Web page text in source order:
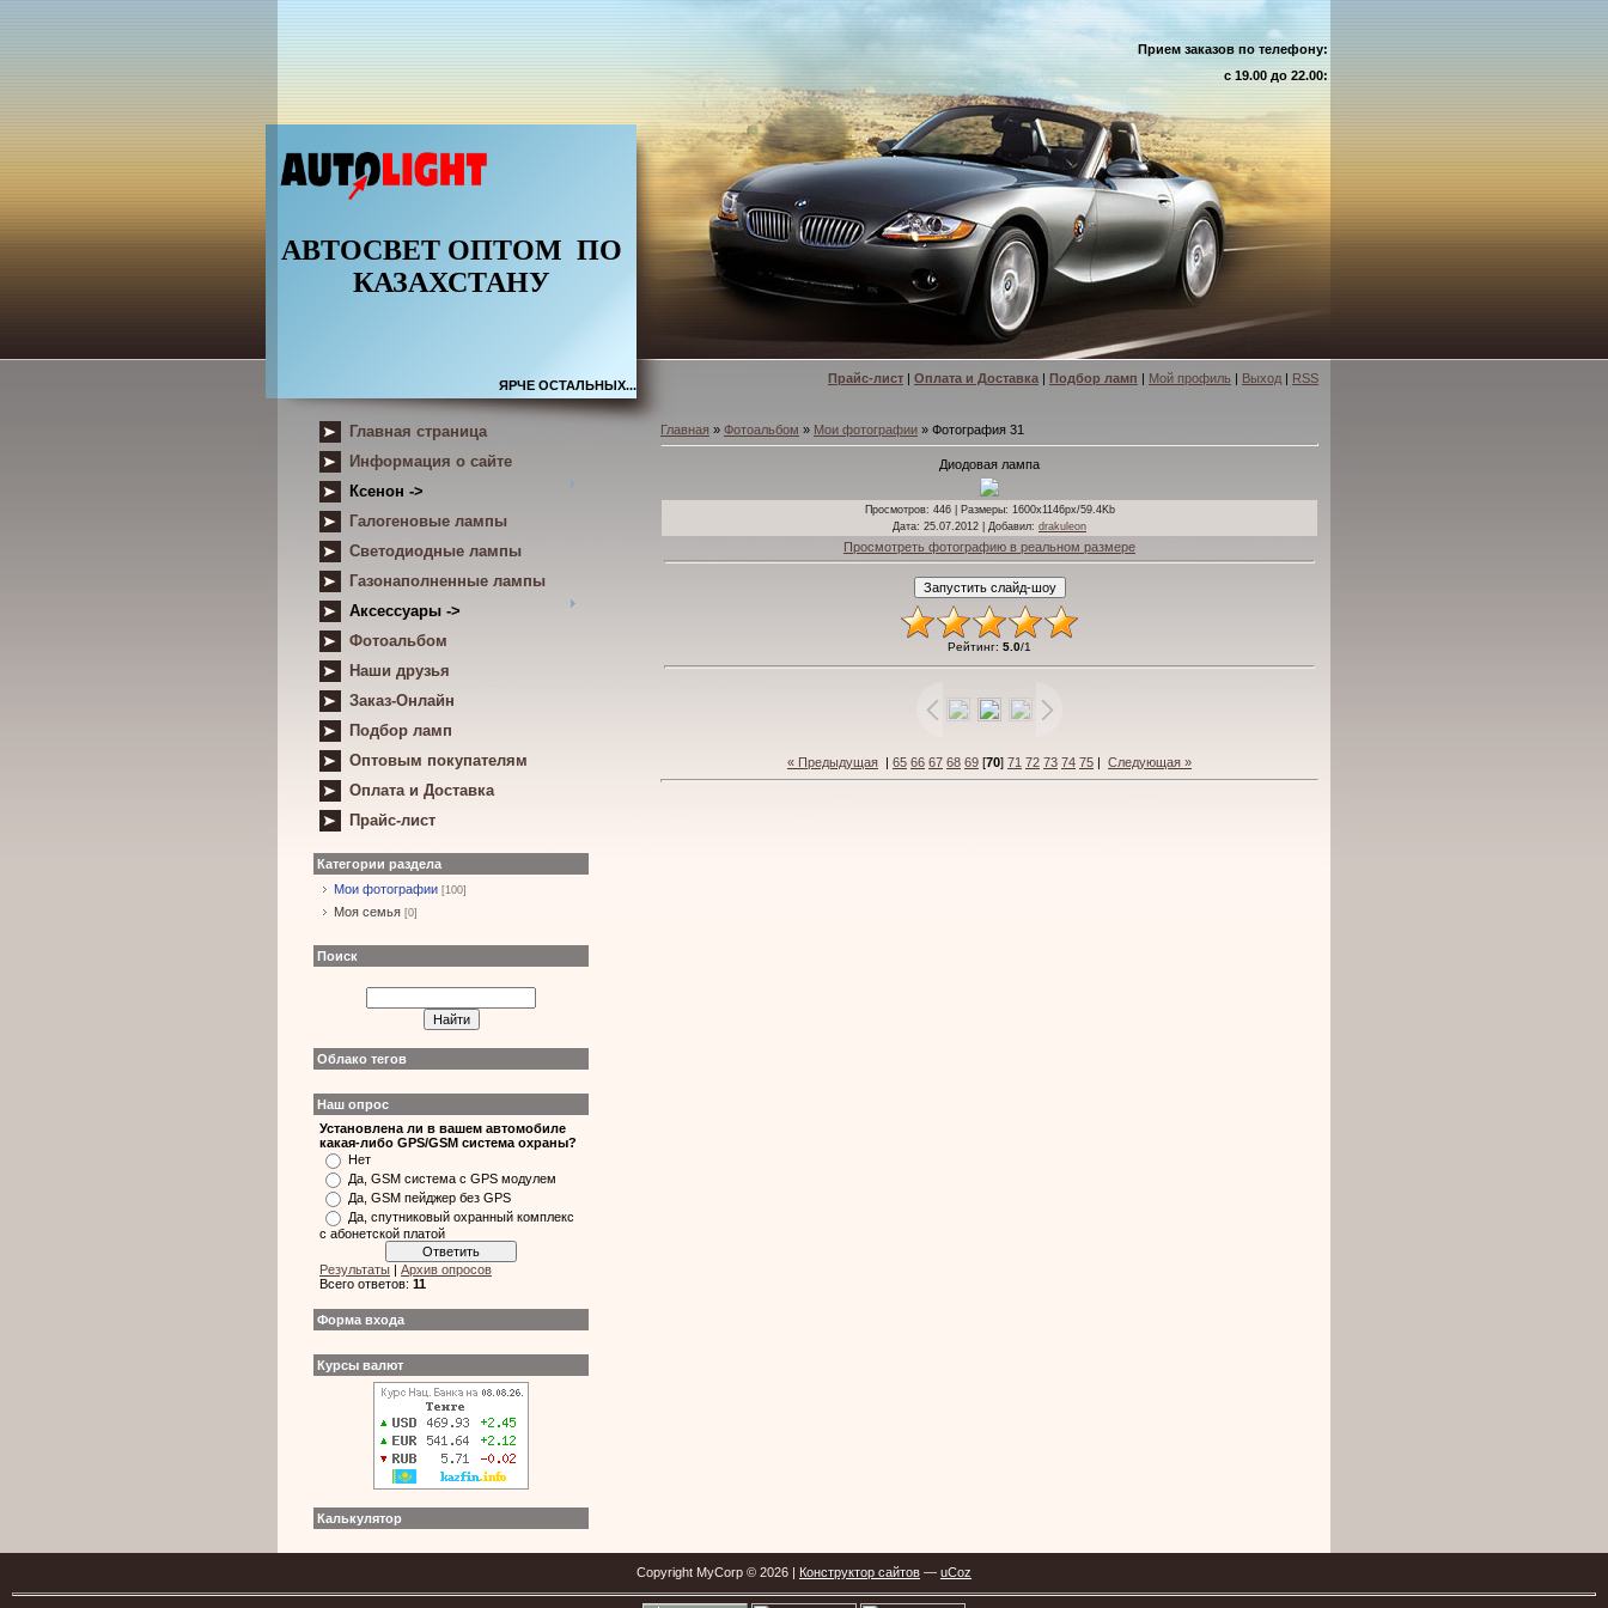
Прием заказов по телефону:
с 19.00 до 22.00:
АВТОСВЕТ ОПТОМ ПО
КАЗАХСТАНУ
ЯРЧЕ ОСТАЛЬНЫХ...
Прайс-лист | Оплата и Доставка | Подбор ламп | Мой профиль | Выход | RSS
Главная страница
Информация о сайте
Ксенон ->
Галогеновые лампы
Светодиодные лампы
Газонаполненные лампы
Аксессуары ->
Фотоальбом
Наши друзья
Заказ-Онлайн
Подбор ламп
Оптовым покупателям
Оплата и Доставка
Прайс-лист
Категории раздела
Мои фотографии [100]
Моя семья [0]
Поиск
Облако тегов
Наш опрос
Установлена ли в вашем автомобиле
какая-либо GPS/GSM система охраны?
Нет
Да, GSM система с GPS модулем
Да, GSM пейджер без GPS
Да, спутниковый охранный комплекс
с абонетской платой
Результаты | Архив опросов
Всего ответов: 11
Форма входа
Курсы валют
Калькулятор
Главная » Фотоальбом » Мои фотографии » Фотография 31
Диодовая лампа
Просмотров: 446 | Размеры: 1600x1146px/59.4Kb
Дата: 25.07.2012 | Добавил: drakuleon
Просмотреть фотографию в реальном размере
Рейтинг: 5.0/1
« Предыдущая | 65 66 67 68 69 [70] 71 72 73 74 75 | Следующая »
Copyright MyCorp © 2026 | Конструктор сайтов — uCoz